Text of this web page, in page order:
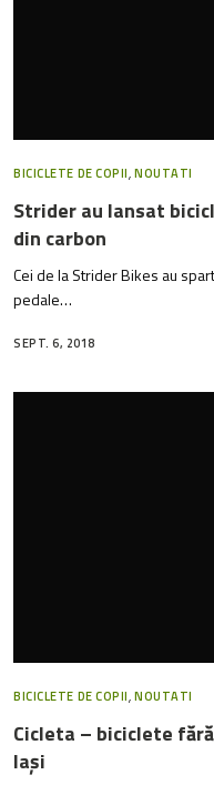
BICICLETE DE COPII,NOUTATI
Strider au lansat
din carbon
Cei de la Strider Bikes au
pedale…
SEPT. 6, 2018
BICICLETE DE COPII,NOUTATI
Cicleta – biciclete
Iași